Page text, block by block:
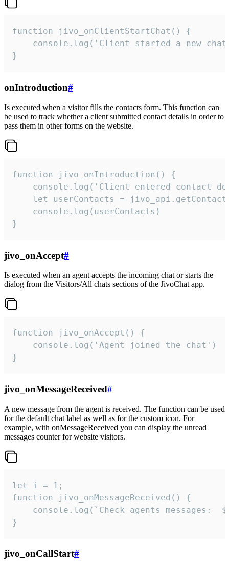
function jivo_onClientStartChat() {
console.log('Client started a new
}
onIntroduction#
Is executed when a visitor fills the contacts form. This function can
be used to track whether a client submitted contact details in order to
pass them in other forms on the website.
function jivo_onIntroduction() {
console.log('Client entered contact
let userContacts =
    console.log(userContacts)
}
jivo_onAccept#
Is executed when an agent accepts the incoming chat or starts the
dialog from the Visitors/All chats sections of the JivoChat app.
function jivo_onAccept() {
}
jivo_onMessageReceived#
A new message from the agent is received. The function can be used
for the default chat label as well as for the custom icon. For
example, with onMessageReceived you can display the unread
messages counter for website visitors.
let i = 1;
function jivo_onMessageReceived() {
}
jivo_onCallStart#